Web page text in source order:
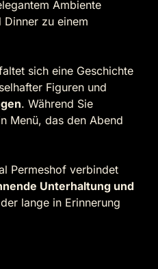
Ambiente
zu einem
sich eine Geschichte
Figuren und
. Während Sie
Menü, das den Abend
Permeshof verbindet
Unterhaltung und
lange in Erinnerung